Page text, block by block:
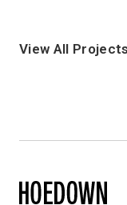
View All